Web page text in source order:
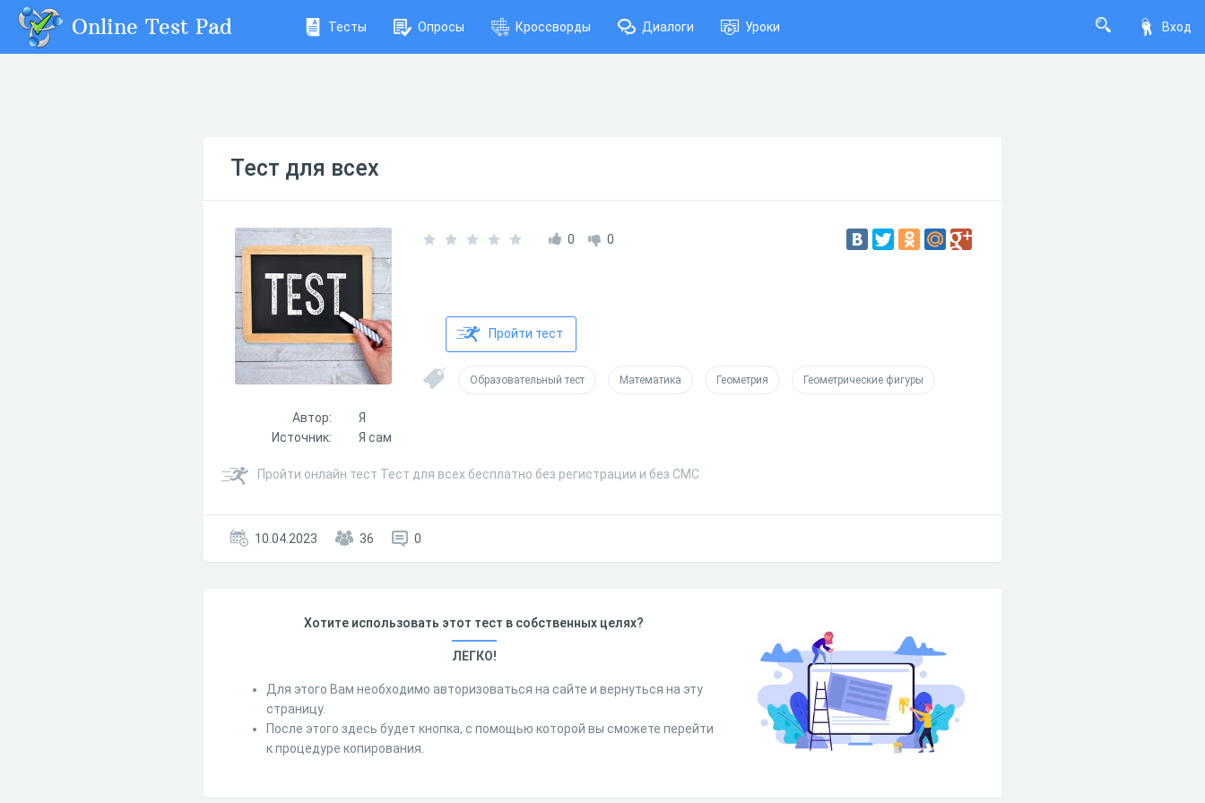
Вход
Online Test Pad Тесты Опросы Кроссворды Диалоги Уроки
Тест для всех
0 0
Пройти тест
Образовательный тест Математика Геометрия Геометрические фигуры
Автор:
Я
Источник:
Я сам
Пройти онлайн тест Тест для всех бесплатно без регистрации и без СМС
10.04.2023 36 0
Хотите использовать этот тест в собственных целях?
ЛЕГКО!
Для этого Вам необходимо авторизоваться на сайте и вернуться на эту
страницу.
После этого здесь будет кнопка, с помощью которой вы сможете перейти
к процедуре копирования.